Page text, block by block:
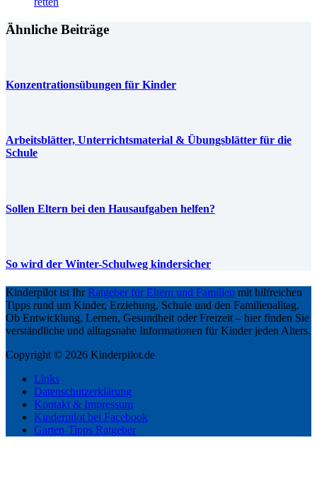
Ähnliche Beiträge
Konzentrationsübungen für Kinder
Arbeitsblätter, Unterrichtsmaterial & Übungsblätter für die
Schule
Sollen Eltern bei den Hausaufgaben helfen?
So wird der Winter-Schulweg kindersicher
Kinderpilot ist Ihr Ratgeber für Eltern und Familien mit hilfreichen
Tipps rund um Kinder, Erziehung, Schule und den Familienalltag.
Ob Entwicklung, Lernen, Gesundheit oder Freizeit – hier finden Sie
verständliche und alltagsnahe Informationen für Kinder jeden Alters.
Copyright © 2026 Kinderpilot.de
Links
Datenschutzerklärung
Kontakt & Impressum
Kinderpilot bei Facebook
Garten-Tipps Ratgeber